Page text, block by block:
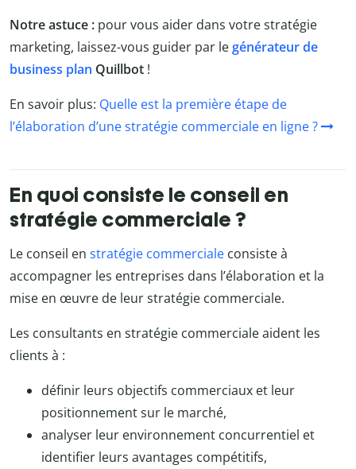
Notre astuce : pour vous aider dans votre stratégie
marketing, laissez-vous guider par legénérateur de
business plan Quillbot !
En savoir plus: Quelle est la première étape de
l’élaboration d’une stratégie commerciale en ligne ?
En quoi consiste le conseil en
stratégie commerciale ?
Le conseil en stratégie commerciale consiste à
accompagner les entreprises dans l’élaboration et la
mise en œuvre de leur stratégie commerciale.
Les consultants en stratégie commerciale aident les
clients à :
définir leurs objectifs commerciaux et leur
positionnement sur le marché,
analyser leur environnement concurrentiel et
identifier leurs avantages compétitifs,